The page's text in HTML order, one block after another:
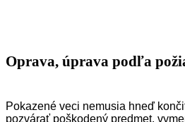
Oprava, úprava podľa
Pokazené veci nemusia hneď
pozvárať poškodený predmet,